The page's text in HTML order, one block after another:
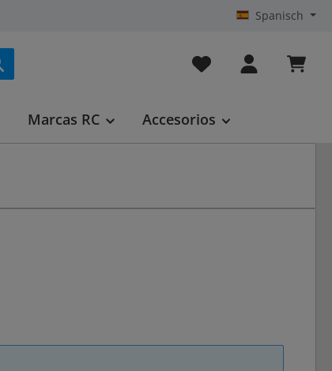
Spanisch
Tienes 0 artículos en
Marcas RC Accesorios